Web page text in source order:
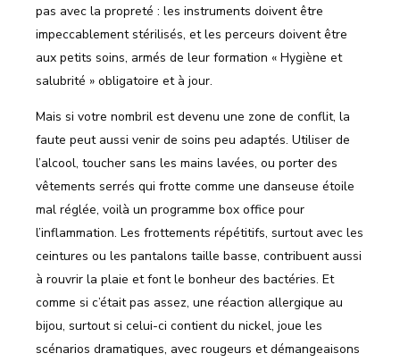
pas avec la propreté : les instruments doivent être
impeccablement stérilisés, et les perceurs doivent être
aux petits soins, armés de leur formation « Hygiène et
salubrité » obligatoire et à jour.
Mais si votre nombril est devenu une zone de conflit, la
faute peut aussi venir de soins peu adaptés. Utiliser de
l’alcool, toucher sans les mains lavées, ou porter des
vêtements serrés qui frotte comme une danseuse étoile
mal réglée, voilà un programme box office pour
l’inflammation. Les frottements répétitifs, surtout avec les
ceintures ou les pantalons taille basse, contribuent aussi
à rouvrir la plaie et font le bonheur des bactéries. Et
comme si c’était pas assez, une réaction allergique au
bijou, surtout si celui-ci contient du nickel, joue les
scénarios dramatiques, avec rougeurs et démangeaisons